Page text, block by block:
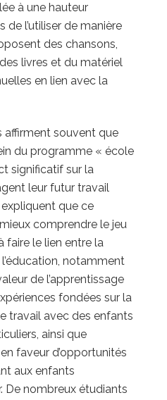
à une hauteur
l’utiliser de manière
des chansons,
livres et du matériel
en lien avec la
affirment souvent que
du programme « école
significatif sur la
leur futur travail
que ce
comprendre le jeu
faire le lien entre la
notamment
de l’apprentissage
fondées sur la
travail avec des enfants
ainsi que
faveur d’opportunités
aux enfants
De nombreux étudiants